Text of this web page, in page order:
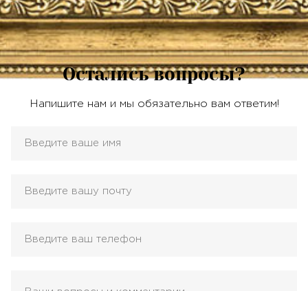
Остались вопросы?
Напишите нам и мы обязательно вам ответим!